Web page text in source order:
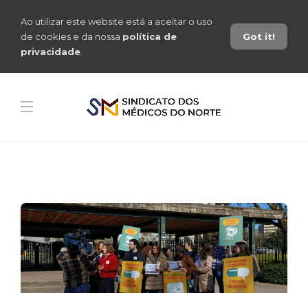
Ao utilizar este website está a aceitar o uso
de cookies e da nossa política de
privacidade
Got it!